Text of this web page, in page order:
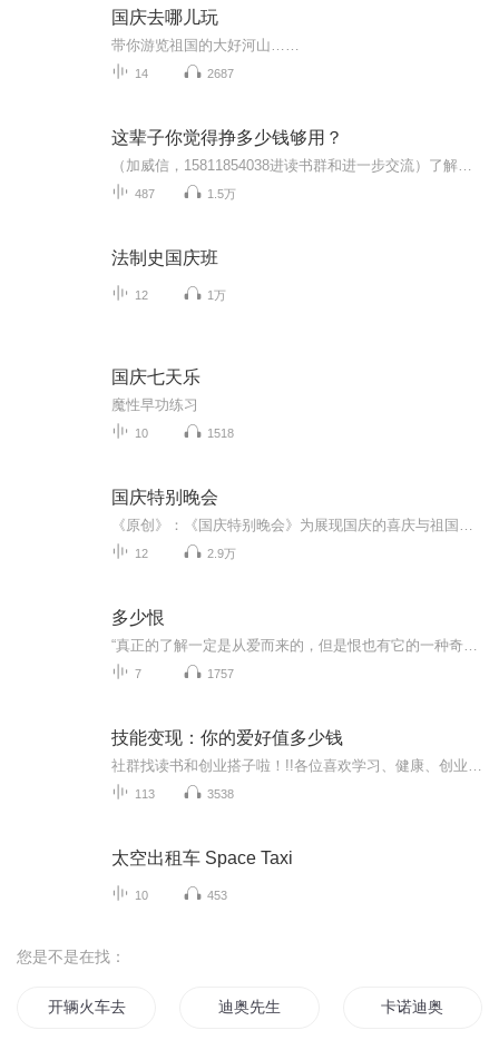
国庆去哪儿玩
带你游览祖国的大好河山……
14 2687
这辈子你觉得挣多少钱够用？
487 1.5万
法制史国庆班
12 1万
国庆七天乐
魔性早功练习
10 1518
国庆特别晚会
12 2.9万
多少恨
7 1757
技能变现：你的爱好值多少钱
113 3538
太空出租车 Space Taxi
10 453
您是不是在找：
开辆火车去三国 迪奥先生 卡诺迪奥